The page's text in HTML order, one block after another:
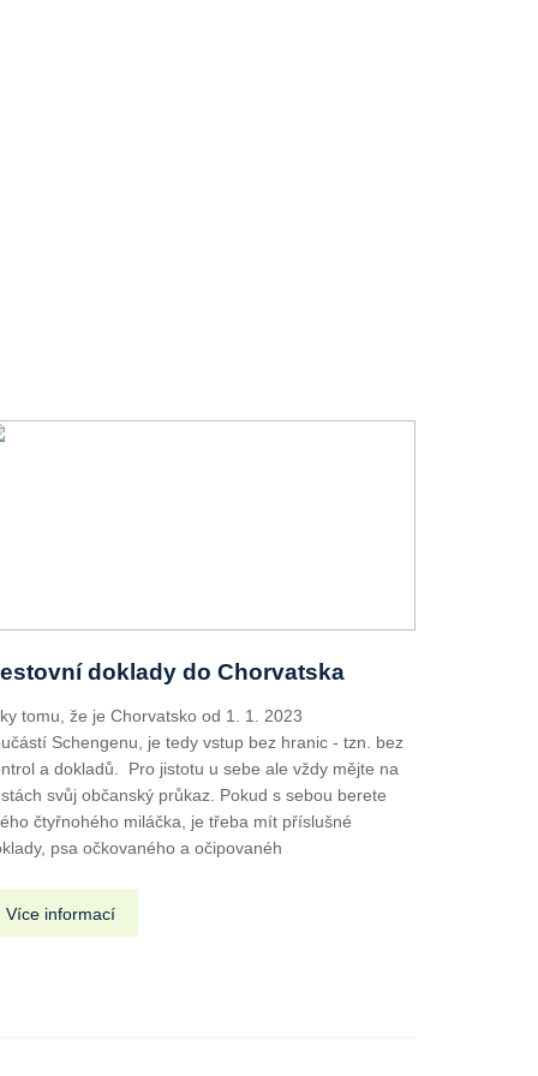
doklady do Chorvatska
tomu, že je Chorvatsko od 1. 1. 2023
Schengenu, je tedy vstup bez hranic - tzn. bez
a dokladů. Pro jistotu u sebe ale vždy mějte na
svůj občanský průkaz. Pokud s sebou berete
čtyřnohého miláčka, je třeba mít příslušné
psa očkovaného a očipovanéh
Více informací